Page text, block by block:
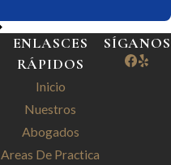
ENLASCES
RÁPIDOS
Inicio
Nuestros
Abogados
Areas De Practica
SÍGANOS